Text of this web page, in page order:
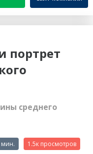
портрет
среднего
мин. 1.5к